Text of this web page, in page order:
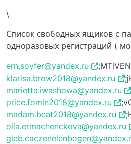
\
Список свободных ящиков с
одноразовых регистраций (
ern.soyfer@yandex.ru
klarisa.brow2018@yandex.ru
marietta.iwashowa@yandex.ru
price.fomin2018@yandex.ru
madam.beat2018@yandex.ru
olia.ermachenckova@yandex.ru